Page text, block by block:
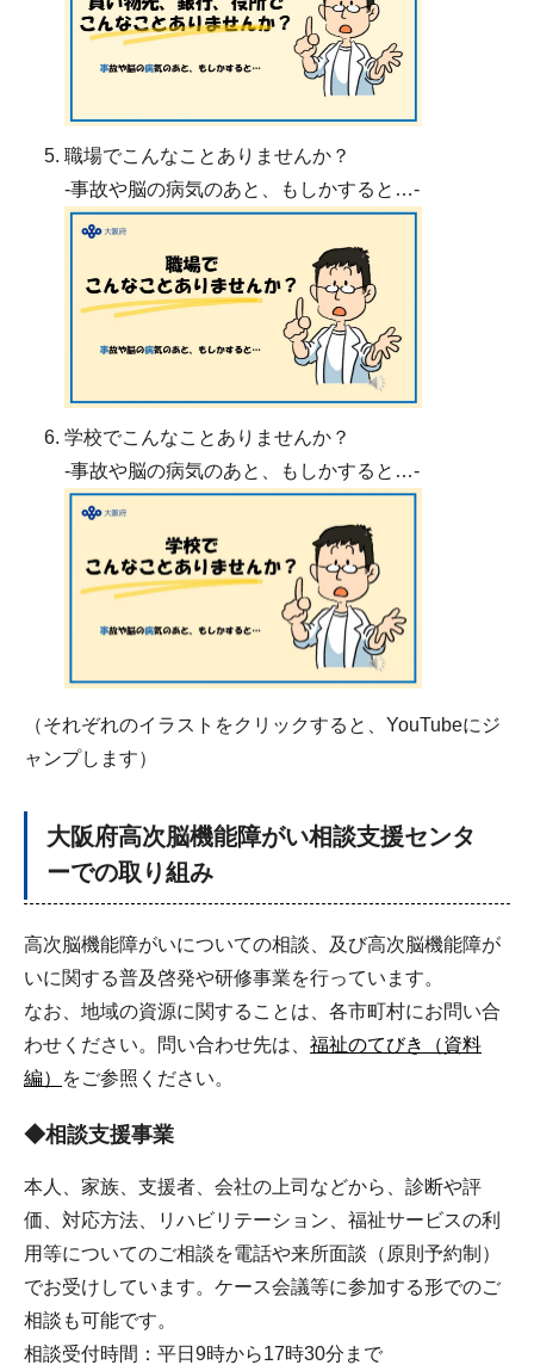
職場でこんなことありませんか？
-事故や脳の病気のあと、もしかすると…-
学校でこんなことありませんか？
-事故や脳の病気のあと、もしかすると…-
（それぞれのイラストをクリックすると、YouTubeにジ
ャンプします）
大阪府高次脳機能障がい相談支援センタ
ーでの取り組み
高次脳機能障がいについての相談、及び高次脳機能障が
いに関する普及啓発や研修事業を行っています。
なお、地域の資源に関することは、各市町村にお問い合
わせください。問い合わせ先は、 福祉のてびき（資料
編）
をご参照ください。
◆相談支援事業
本人、家族、支援者、会社の上司などから、診断や評
価、対応方法、リハビリテーション、福祉サービスの利
用等についてのご相談を電話や来所面談（原則予約制）
でお受けしています。ケース会議等に参加する形でのご
相談も可能です。
相談受付時間：平日9時から17時30分まで